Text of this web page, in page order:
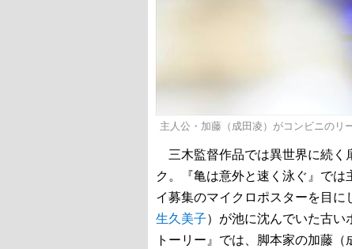
主人公・加藤（成田凌）がコンビニのリ
三木監督作品では異世界に続く
ク。『亀は意外と速く泳ぐ』では
イ募集のマイクロポスターを目
生久美子）が池に沈んでいた古
トーリー』では、脚本家の加藤